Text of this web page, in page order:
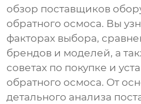
обзор поставщиков
обратного осмоса. Вы
факторах выбора,
брендов и моделей, а
советах по покупке и
обратного осмоса. От
детального анализа